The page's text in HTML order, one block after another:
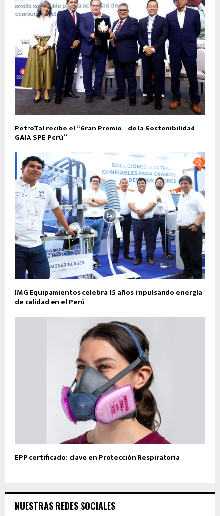
PetroTal recibe el “Gran Premio de la Sostenibilidad
GAIA SPE Perú”
IMG Equipamientos celebra 15 años impulsando energía
de calidad en el Perú
EPP certificado: clave en Protección Respiratoria
NUESTRAS REDES SOCIALES